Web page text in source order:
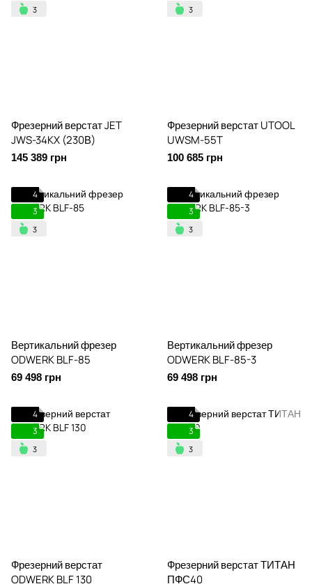
Фрезерний верстат JET
JWS-34KX (230В)
145 389 грн
Фрезерний верстат UTOOL
UWSM-55T
100 685 грн
4
3
Вертикальний фрезер
ODWERK BLF-85
69 498 грн
4
3
Вертикальний фрезер
ODWERK BLF-85-3
69 498 грн
4
3
Фрезерний верстат
ODWERK BLF 130
4
3
Фрезерний верстат ТИТАН
ПФС40